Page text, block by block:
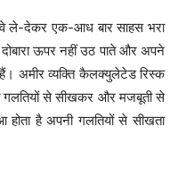
वे ले-देकर एक-आध बार साहस भरा
ऊपर नहीं उठ पाते और अपने
अमीर व्यक्ति कैलक्युलेटेड रिस्क
गलतियों से सीखकर और मजबूती से
है अपनी गलतियों से सीखता